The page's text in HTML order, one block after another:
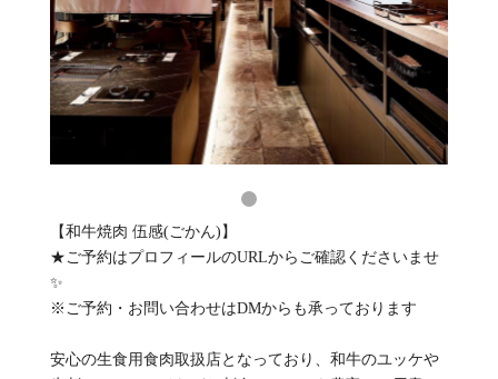
【和牛焼肉 伍感(ごかん)】
★ご予約はプロフィールのURLからご確認くださいませ
✨
※ご予約・お問い合わせはDMからも承っております
安心の生食用食肉取扱店となっており、和牛のユッケや